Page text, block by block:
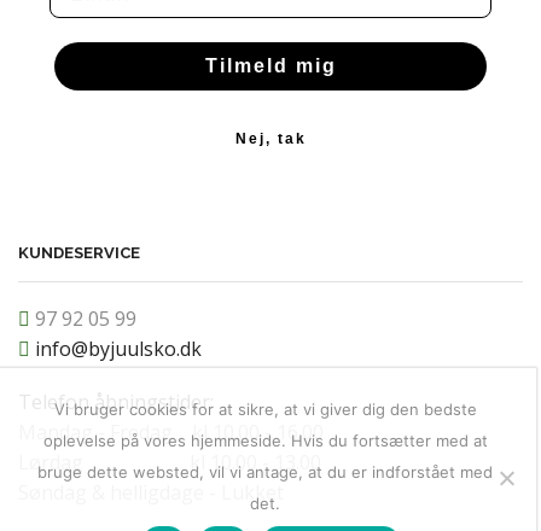
Tilmeld mig
Nej, tak
KUNDESERVICE
97 92 05 99
info@byjuulsko.dk
Telefon åbningstider:
Mandag - Fredag kl 10.00 - 16.00
Lørdag kl 10.00 - 13.00
Søndag & helligdage - Lukket
Vi bruger cookies for at sikre, at vi giver dig den bedste
oplevelse på vores hjemmeside. Hvis du fortsætter med at
bruge dette websted, vil vi antage, at du er indforstået med
det.